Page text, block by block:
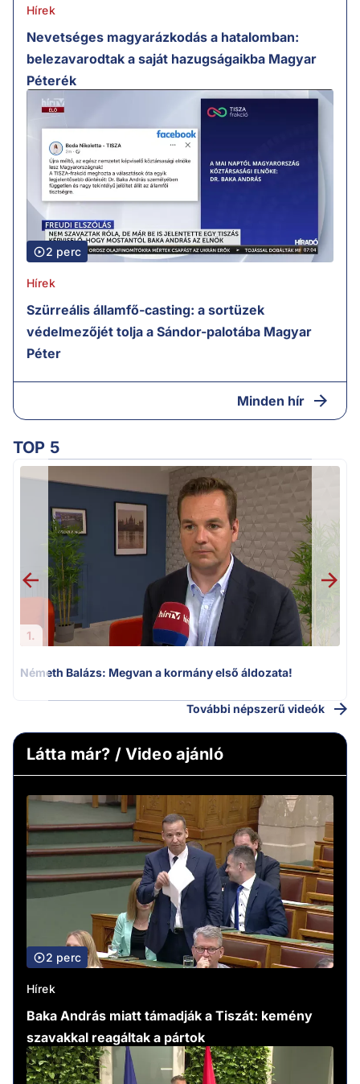
Hírek
Nevetséges magyarázkodás a hatalomban:
belezavarodtak a saját hazugságaikba Magyar
Péterék
2 perc
Hírek
Szürreális államfő-casting: a sortüzek
védelmezőjét tolja a Sándor-palotába Magyar
Péter
Minden hír
TOP 5
1.
Németh Balázs: Megvan a kormány első áldozata!
További népszerű videók
Látta már? / Video ajánló
2 perc
Hírek
Baka András miatt támadják a Tiszát: kemény
szavakkal reagáltak a pártok